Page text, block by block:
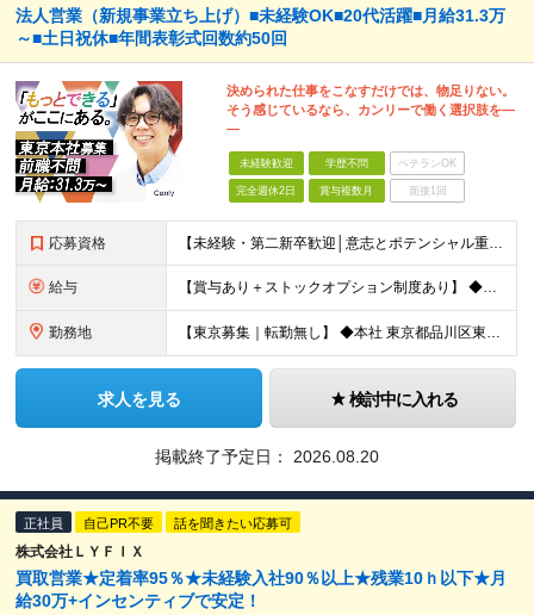
法人営業（新規事業立ち上げ）■未経験OK■20代活躍■月給31.3万
～■土日祝休■年間表彰式回数約50回
決められた仕事をこなすだけでは、物足りない。
そう感じているなら、カンリーで働く選択肢を―
―
未経験歓迎 学歴不問 ベテランOK
完全週休2日 賞与複数月 面接1回
応募資格 【未経験・第二新卒歓迎│意志とポテンシャル重視の採用｜学歴不問】 ＼こんな方に最適です／ ◆「決められた仕事をこなすだけ」に物足りなさを感じている方 ◆目標に向かってPDCAを立て、達成・未達成の要
給与 【賞与あり＋ストックオプション制度あり】 ◆月給31.3万円〜39万円 ※固定残業代（45時間分：82,969円〜102,994円）を含みます。 45時間を超えた場合は別途全額支給します。 ※ご経
勤務地 【東京募集｜転勤無し】 ◆本社 東京都品川区東品川2丁目2-20 天王洲オーシャンスクエア6F ※(変更の範囲)当社関連勤務地
求人を見る 検討中に入れる
掲載終了予定日： 2026.08.20
正社員 自己PR不要 話を聞きたい応募可
株式会社ＬＹＦＩＸ
買取営業★定着率95％★未経験入社90％以上★残業10ｈ以下★月
給30万+インセンティブで安定！